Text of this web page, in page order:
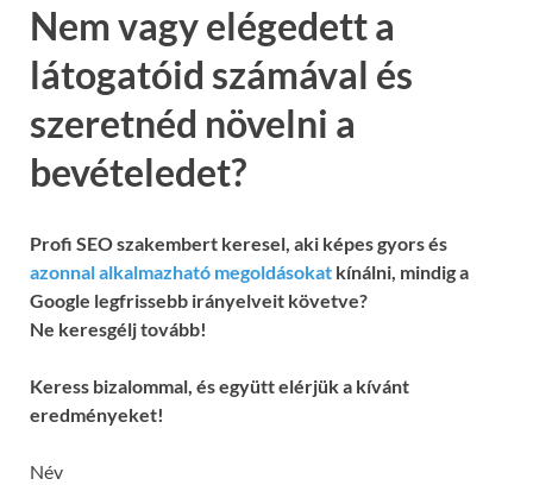
Nem vagy elégedett a
látogatóid számával és
szeretnéd növelni a
bevételedet?
Profi SEO szakembert keresel, aki képes gyors és
azonnal alkalmazható megoldásokat kínálni, mindig a
Google legfrissebb irányelveit követve?
Ne keresgélj tovább!
Keress bizalommal, és együtt elérjük a kívánt
eredményeket!
Név